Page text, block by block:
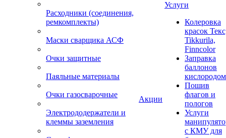
Расходники (соединения,
ремкомплекты)
Маски сварщика АСФ
Очки защитные
Паяльные материалы
Очки газосварочные
Электрододержатели и
клеммы заземления
Акции
Услуги
Колеровка
красок
Tikkurila,
Finncolor
Заправка
баллонов
кислородом
Пошив
флагов и
пологов
Услуги
с КМУ для